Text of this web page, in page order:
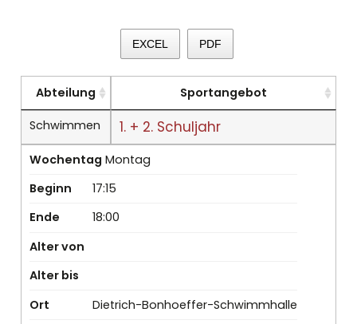
EXCEL PDF
Abteilung Sportangebot
Schwimmen 1. + 2. Schuljahr
Wochentag Montag
Beginn
17:15
Ende
18:00
Alter von
Alter bis
Ort
Dietrich-Bonhoeffer-Schwimmhalle